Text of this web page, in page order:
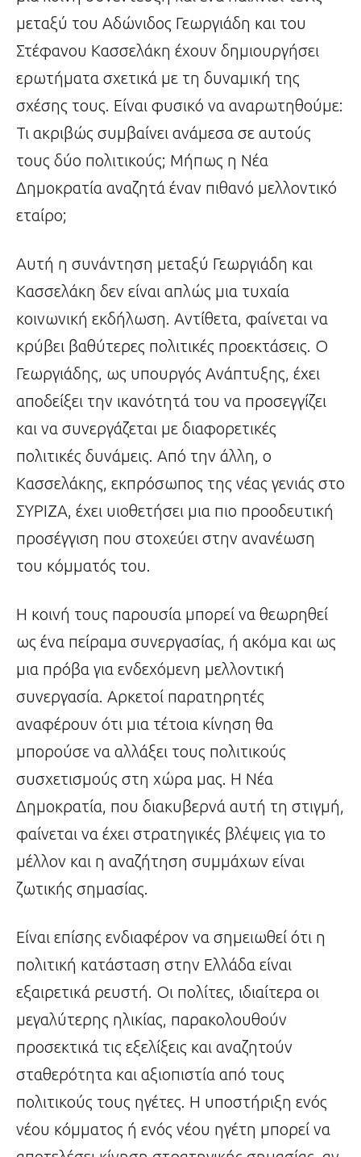
μεταξύ του Αδώνιδος Γεωργιάδη και του
Στέφανου Κασσελάκη έχουν δημιουργήσει
ερωτήματα σχετικά με τη δυναμική της
σχέσης τους. Είναι φυσικό να αναρωτηθούμε:
Τι ακριβώς συμβαίνει ανάμεσα σε αυτούς
τους δύο πολιτικούς; Μήπως η Νέα
Δημοκρατία αναζητά έναν πιθανό μελλοντικό
εταίρο;
Αυτή η συνάντηση μεταξύ Γεωργιάδη και
Κασσελάκη δεν είναι απλώς μια τυχαία
κοινωνική εκδήλωση. Αντίθετα, φαίνεται να
κρύβει βαθύτερες πολιτικές προεκτάσεις. Ο
Γεωργιάδης, ως υπουργός Ανάπτυξης, έχει
αποδείξει την ικανότητά του να προσεγγίζει
και να συνεργάζεται με διαφορετικές
πολιτικές δυνάμεις. Από την άλλη, ο
Κασσελάκης, εκπρόσωπος της νέας γενιάς στο
ΣΥΡΙΖΑ, έχει υιοθετήσει μια πιο προοδευτική
προσέγγιση που στοχεύει στην ανανέωση
του κόμματός του.
Η κοινή τους παρουσία μπορεί να θεωρηθεί
ως ένα πείραμα συνεργασίας, ή ακόμα και ως
μια πρόβα για ενδεχόμενη μελλοντική
συνεργασία. Αρκετοί παρατηρητές
αναφέρουν ότι μια τέτοια κίνηση θα
μπορούσε να αλλάξει τους πολιτικούς
συσχετισμούς στη χώρα μας. Η Νέα
Δημοκρατία, που διακυβερνά αυτή τη στιγμή,
φαίνεται να έχει στρατηγικές βλέψεις για το
μέλλον και η αναζήτηση συμμάχων είναι
ζωτικής σημασίας.
Είναι επίσης ενδιαφέρον να σημειωθεί ότι η
πολιτική κατάσταση στην Ελλάδα είναι
εξαιρετικά ρευστή. Οι πολίτες, ιδιαίτερα οι
μεγαλύτερης ηλικίας, παρακολουθούν
προσεκτικά τις εξελίξεις και αναζητούν
σταθερότητα και αξιοπιστία από τους
πολιτικούς τους ηγέτες. Η υποστήριξη ενός
νέου κόμματος ή ενός νέου ηγέτη μπορεί να